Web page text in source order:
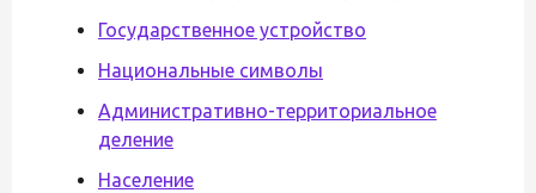
Государственное устройство
Национальные символы
Административно-территориальное
деление
Население